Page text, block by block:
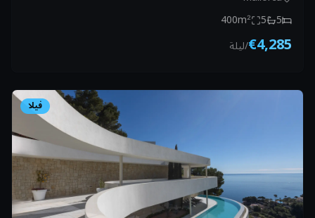
5
5
400m²
€4,285
/ليلة
فيلا